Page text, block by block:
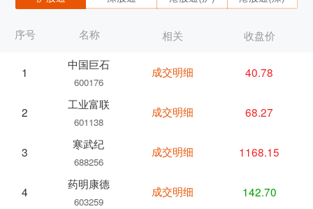
序号 名称
1
中国巨石
600176
2
工业富联
601138
3
寒武纪
688256
4
药明康德
603259
相关 收盘价
成交明细 40.78
成交明细 68.27
成交明细 1168.15
成交明细 142.70